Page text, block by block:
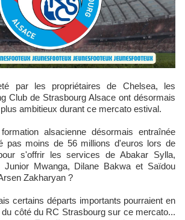
Club de Strasbourg Alsace ont désormais
ambitieux durant ce mercato estival.
alsacienne désormais entraînée
pas moins de 56 millions d'euros lors de
s'offrir les services de Abakar Sylla,
Junior Mwanga, Dilane Bakwa et Saïdou
Zakharyan ?
certains départs importants pourraient en
côté du RC Strasbourg sur ce mercato...